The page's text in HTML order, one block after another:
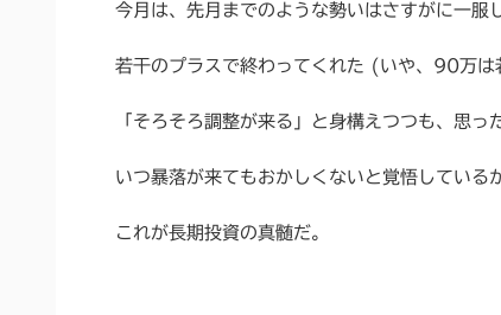
今月は、先月までのような勢いはさすがに一服
若干のプラスで終わってくれた (いや、90万
「そろそろ調整が来る」と身構えつつも、思っ
いつ暴落が来てもおかしくないと覚悟している
これが長期投資の真髄だ。